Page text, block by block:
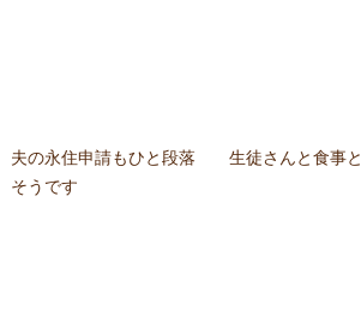
夫の永住申請もひと段落 生徒さんと食事と
そうです